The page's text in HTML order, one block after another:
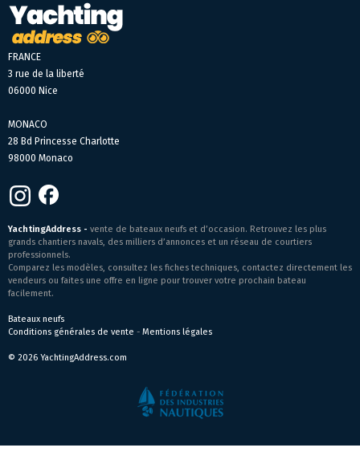
FRANCE
3 rue de la liberté
06000 Nice
MONACO
28 Bd Princesse Charlotte
98000 Monaco
YachtingAddress - vente de bateaux neufs et d’occasion. Retrouvez les plus
grands chantiers navals, des milliers d’annonces et un réseau de courtiers
professionnels.
Comparez les modèles, consultez les fiches techniques, contactez directement les
vendeurs ou faites une offre en ligne pour trouver votre prochain bateau
facilement.
Bateaux neufs
Conditions générales de vente - Mentions légales
© 2026 YachtingAddress.com